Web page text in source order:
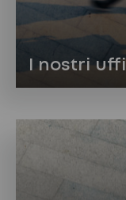
I nostri